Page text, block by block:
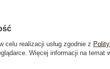
celu realizacji usług zgodnie z
Więcej informacji na